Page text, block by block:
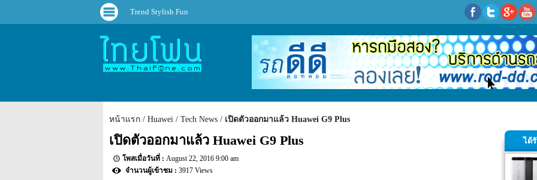
Trend Stylish Fun
หน้าแรก Huawei Tech News เปิดตัวออกมาแล้ว Huawei G9 Plus
เปิดตัวออกมาแล้ว Huawei G9 Plus
August 22, 2016 9:00 am
3917 Views
ได้